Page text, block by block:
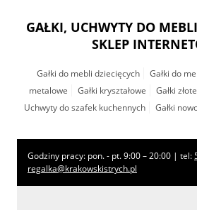
GAŁKI, UCHWYTY DO
SKLEP
Gałki do mebli dziecięcych Gałki do
metalowe
Gałki kryształowe Gałki złote
Uchwyty do szafek kuchennych
Gałki
Godziny pracy: pon. - pt. 9:00 – 20:00 | tel:
regalka@krakowskistrych.pl